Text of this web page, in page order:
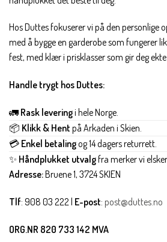
Hos Duttes fokuserer vi på den personlige
med å bygge en garderobe som fungerer
fest, med klær i prisklasser som gir deg
Handle trygt hos Duttes:
🚛 Rask leveringi hele Norge.
📦 Klikk & Hent på Arkaden i Skien.
💳 Enkel betalingog 14 dagers returrett.
✨ Håndplukket utvalgfra merker vi elsker.
Adresse:Bruene 1, 3724 SKIEN
Tlf: 908 03 222 | E-post: post@duttes.no
ORG.NR 820 733 142 MVA